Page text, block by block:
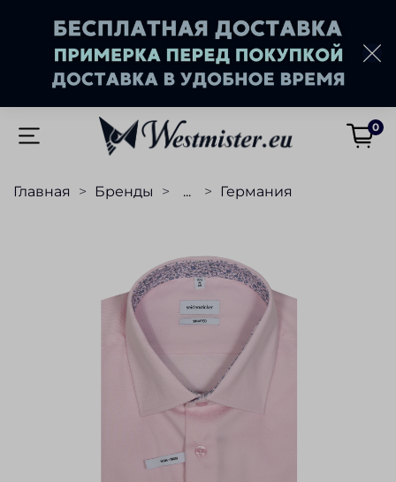
0
Главная Бренды ... Германия